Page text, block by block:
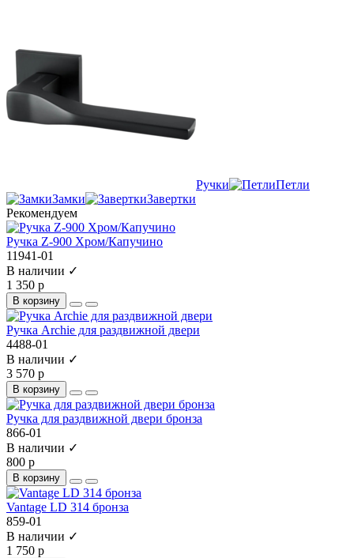
Ручки
Петли
Замки
Завертки
Рекомендуем
Ручка Z-900 Хром/Капучино
11941-01
В наличии ✓
1 350 р
В корзину
Ручка Archie для раздвижной двери
4488-01
В наличии ✓
3 570 р
В корзину
Ручка для раздвижной двери бронза
866-01
В наличии ✓
800 р
В корзину
Vantage LD 314 бронза
859-01
В наличии ✓
1 750 р